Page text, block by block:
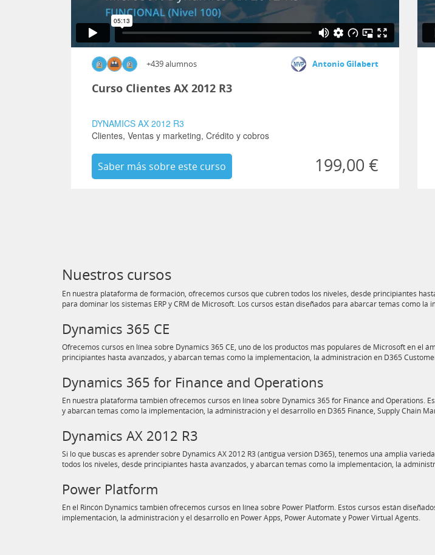
+439 alumnos Antonio Gilabert
Curso Clientes AX 2012 R3
DYNAMICS AX 2012 R3
Clientes, Ventas y marketing, Crédito y cobros
Saber más sobre este curso 199,00 €
Nuestros cursos
En nuestra plataforma de formación, ofrecemos cursos que cubren todos los niveles, desde principiantes
para dominar los sistemas ERP y CRM de Microsoft. Los cursos están diseñados para abarcar temas como
Dynamics 365 CE
Ofrecemos cursos en línea sobre Dynamics 365 CE, uno de los productos más populares de Microsoft en el
principiantes hasta avanzados, y abarcan temas como la implementación, la administración en D365
Dynamics 365 for Finance and Operations
En nuestra plataforma también ofrecemos cursos en línea sobre Dynamics 365 for Finance and Operations.
y abarcan temas como la implementación, la administración y el desarrollo en D365 Finance, Supply Chain
Dynamics AX 2012 R3
Si lo que buscas es aprender sobre Dynamics AX 2012 R3 (antigua versión D365), tenemos una amplia
todos los niveles, desde principiantes hasta avanzados, y abarcan temas como la implementación, la
Power Platform
En el Rincón Dynamics también ofrecemos cursos en línea sobre Power Platform. Estos cursos están
implementación, la administración y el desarrollo en Power Apps, Power Automate y Power Virtual Agents.